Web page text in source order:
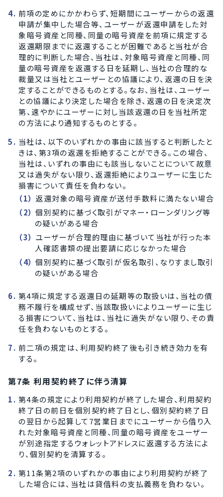
前項の定めにかかわらず、短期間にユーザーからの返還
申請が集中した場合等、ユーザーが返還申請をした対
象暗号資産と同種、同量の暗号資産を前項に規定する
返還期限までに返還することが困難であると当社が合
理的に判断した場合、当社は、対象暗号資産と同種、同
量の暗号資産を返還する日を延期し、当社の合理的な
裁量又は当社とユーザーとの協議により、返還の日を決
定することができるものとする。なお、当社は、ユーザー
との協議により決定した場合を除き、返還の日を決定次
第、速やかにユーザーに対し当該返還の日を当社所定
の方法により通知するものとする。
当社は、以下のいずれかの事由に該当すると判断したと
きは、第3項の返還を拒絶することができる。この場合、
当社は、いずれの事由にも該当しないことについて故意
又は過失がない限り、返還拒絶によりユーザーに生じた
損害について責任を負わない。
返還対象の暗号資産が送付手数料に満たない場合
個別契約に基づく取引がマネー・ローンダリング等
の疑いがある場合
ユーザーが合理的理由に基づいて当社が行った本
人確認書類の提出要請に応じなかった場合
個別契約に基づく取引が仮名取引、なりすまし取引
の疑いがある場合
第4項に規定する返還日の延期等の取扱いは、当社の債
務不履行を構成せず、当該取扱いによりユーザーに生じ
る損害について、当社は、当社に過失がない限り、その責
任を負わないものとする。
前二項の規定は、利用契約終了後も引き続き効力を有
する。
第7条 利用契約終了に伴う清算
第4条の規定により利用契約が終了した場合、利用契約
終了日の前日を個別契約終了日とし、個別契約終了日
の翌日から起算して7営業日までにユーザーから借り入
れた対象暗号資産と同種、同量の暗号資産をユーザー
が別途指定するウォレットアドレスに返還する方法によ
り、個別契約を清算する。
第11条第2項のいずれかの事由により利用契約が終了
した場合には、当社は貸借料の支払義務を負わない。